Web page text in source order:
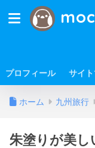
プロフィール サイ
ホーム 九州旅行
朱塗りが美し